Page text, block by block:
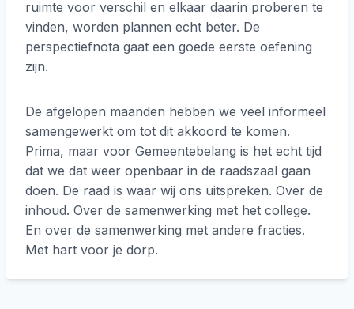
ruimte voor verschil en elkaar daarin proberen te
vinden, worden plannen echt beter. De
perspectiefnota gaat een goede eerste oefening
zijn.
De afgelopen maanden hebben we veel informeel
samengewerkt om tot dit akkoord te komen.
Prima, maar voor Gemeentebelang is het echt tijd
dat we dat weer openbaar in de raadszaal gaan
doen. De raad is waar wij ons uitspreken. Over de
inhoud. Over de samenwerking met het college.
En over de samenwerking met andere fracties.
Met hart voor je dorp.